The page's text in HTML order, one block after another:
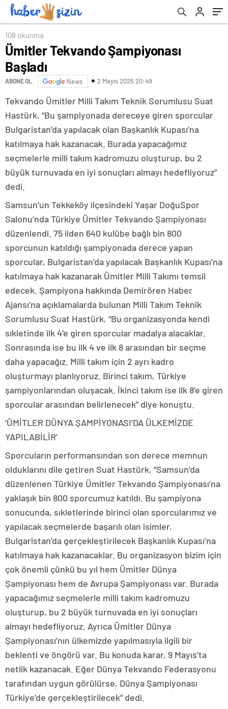
108 okunma
Ümitler Tekvando Şampiyonası
Başladı
ABONE OL News 2 Mayıs 2025 20:49
Tekvando Ümitler Milli Takım Teknik Sorumlusu Suat
Hastürk, “Bu şampiyonada dereceye giren sporcular
Bulgaristan’da yapılacak olan Başkanlık Kupası’na
katılmaya hak kazanacak. Burada yapacağımız
seçmelerle milli takım kadromuzu oluşturup, bu 2
büyük turnuvada en iyi sonuçları almayı hedefliyoruz”
dedi.
Samsun’un Tekkeköy ilçesindeki Yaşar DoğuSpor
Salonu’nda Türkiye Ümitler Tekvando Şampiyonası
düzenlendi. 75 ilden 640 kulübe bağlı bin 800
sporcunun katıldığı şampiyonada derece yapan
sporcular, Bulgaristan’da yapılacak Başkanlık Kupası’na
katılmaya hak kazanarak Ümitler Milli Takımı temsil
edecek. Şampiyona hakkında Demirören Haber
Ajansı’na açıklamalarda bulunan Milli Takım Teknik
Sorumlusu Suat Hastürk, “Bu organizasyonda kendi
sıkletinde ilk 4’e giren sporcular madalya alacaklar.
Sonrasında ise bu ilk 4 ve ilk 8 arasından bir seçme
daha yapacağız. Milli takım için 2 ayrı kadro
oluşturmayı planlıyoruz. Birinci takım, Türkiye
şampiyonlarından oluşacak. İkinci takım ise ilk 8’e giren
sporcular arasından belirlenecek” diye konuştu.
‘ÜMİTLER DÜNYA ŞAMPİYONASI’DA ÜLKEMİZDE
YAPILABİLİR’
Sporcuların performansından son derece memnun
olduklarını dile getiren Suat Hastürk, “Samsun’da
düzenlenen Türkiye Ümitler Tekvando Şampiyonası’na
yaklaşık bin 800 sporcumuz katıldı. Bu şampiyona
sonucunda, sıkletlerinde birinci olan sporcularımız ve
yapılacak seçmelerde başarılı olan isimler,
Bulgaristan’da gerçekleştirilecek Başkanlık Kupası’na
katılmaya hak kazanacaklar. Bu organizasyon bizim için
çok önemli çünkü bu yıl hem Ümitler Dünya
Şampiyonası hem de Avrupa Şampiyonası var. Burada
yapacağımız seçmelerle milli takım kadromuzu
oluşturup, bu 2 büyük turnuvada en iyi sonuçları
almayı hedefliyoruz. Ayrıca Ümitler Dünya
Şampiyonası’nın ülkemizde yapılmasıyla ilgili bir
beklenti ve öngörü var. Bu konuda karar, 9 Mayıs’ta
netlik kazanacak. Eğer Dünya Tekvando Federasyonu
tarafından uygun görülürse, Dünya Şampiyonası
Türkiye’de gerçekleştirilecek” dedi.